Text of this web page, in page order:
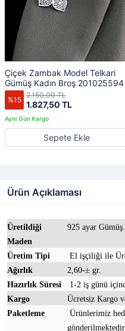
Çiçek Zambak Model Telkari
Gümüş Kadın Broş 201025594
%15 1.827,50 TL
2.150,00 TL
Sepete Ekle
Ürün Açıklaması
Üretildiği
Maden
925 ayar Gümüş.
Üretim Tipi
El işçiliği ile
Ağırlık
2,60-± gr.
Hazırlık Süresi
1-2 iş günü
Kargo
Ücretsiz Kargo
Paketleme
Ürünlerimiz
gönderilmektedir.